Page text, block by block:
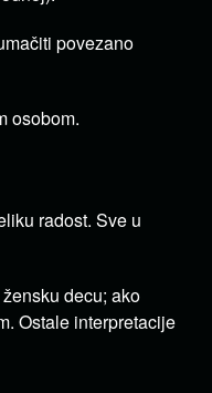
povezano
osobom.
radost. Sve u
decu; ako
Ostale interpretacije